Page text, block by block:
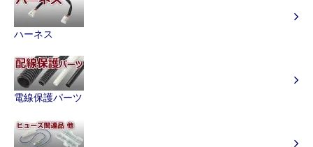
ハーネス
電線保護パーツ